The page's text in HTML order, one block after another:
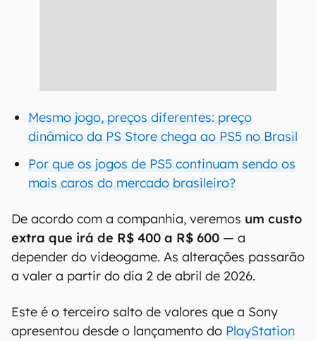
Mesmo jogo, preços diferentes: preço
dinâmico da PS Store chega ao PS5 no Brasil
Por que os jogos de PS5 continuam sendo os
mais caros do mercado brasileiro?
De acordo com a companhia, veremos um custo
extra que irá de R$ 400 a R$ 600 — a
depender do videogame. As alterações passarão
a valer a partir do dia 2 de abril de 2026.
Este é o terceiro salto de valores que a Sony
apresentou desde o lançamento do PlayStation